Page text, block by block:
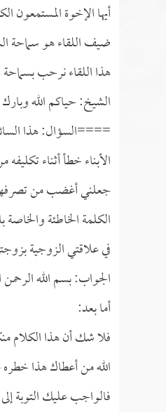
أيها الإخوة المستمعون
ضيف اللقاء هو سماحة
هذا اللقاء نرحب
الشيخ: حياكم الله
====السؤال: هذا
الأبناء خطأ أثناء
جعلني أغضب من
الكلمة الخاطئة
في علاقتي الزوجية
الجواب: بسم الله
أما بعد:
فلا شك أن هذا الكلام
الله من أعطاك هذا
فالواجب عليك التوبة